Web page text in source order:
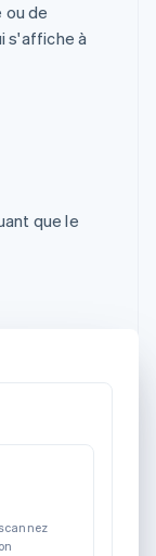
ou de
s'affiche à
que le